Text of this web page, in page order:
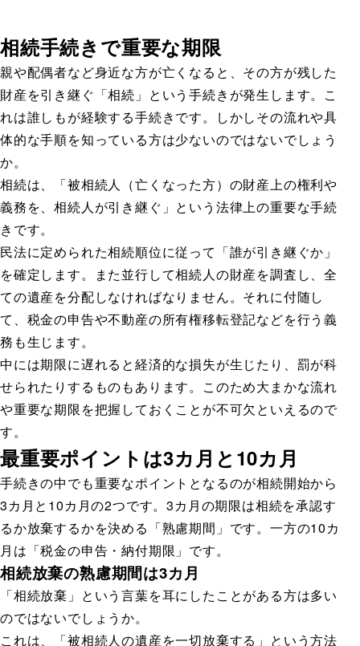
相続手続きで重要な期限
親や配偶者など身近な方が亡くなると、その方が残した
財産を引き継ぐ「相続」という手続きが発生します。こ
れは誰しもが経験する手続きです。しかしその流れや具
体的な手順を知っている方は少ないのではないでしょう
か。
相続は、「被相続人（亡くなった方）の財産上の権利や
義務を、相続人が引き継ぐ」という法律上の重要な手続
きです。
民法に定められた相続順位に従って「誰が引き継ぐか」
を確定します。また並行して相続人の財産を調査し、全
ての遺産を分配しなければなりません。それに付随し
て、税金の申告や不動産の所有権移転登記などを行う義
務も生じます。
中には期限に遅れると経済的な損失が生じたり、罰が科
せられたりするものもあります。このため大まかな流れ
や重要な期限を把握しておくことが不可欠といえるので
す。
最重要ポイントは3カ月と10カ月
手続きの中でも重要なポイントとなるのが相続開始から
3カ月と10カ月の2つです。3カ月の期限は相続を承認す
るか放棄するかを決める「熟慮期間」です。一方の10カ
月は「税金の申告・納付期限」です。
相続放棄の熟慮期間は3カ月
「相続放棄」という言葉を耳にしたことがある方は多い
のではないでしょうか。
これは、「被相続人の遺産を一切放棄する」という方法